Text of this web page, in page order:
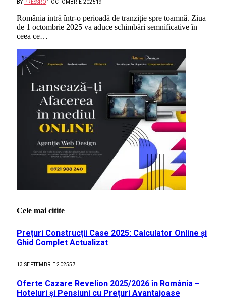
BY PRESSRO1 OCTOMBRIE 202519
România intră într-o perioadă de tranziție spre toamnă. Ziua
de 1 octombrie 2025 va aduce schimbări semnificative în
ceea ce…
Cele mai citite
Prețuri Construcții Case 2025: Calculator Online și
Ghid Complet Actualizat
13 SEPTEMBRIE 202557
Oferte Cazare Revelion 2025/2026 în România –
Hoteluri și Pensiuni cu Prețuri Avantajoase